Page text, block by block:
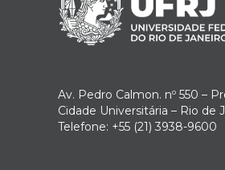
Av. Pedro Calmon. nº 550 –
Cidade Universitária – Rio de
Telefone: +55 (21) 3938-9600